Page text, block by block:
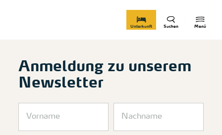
Menü
Suchen
Unterkunft
Anmeldung zu unserem
Newsletter